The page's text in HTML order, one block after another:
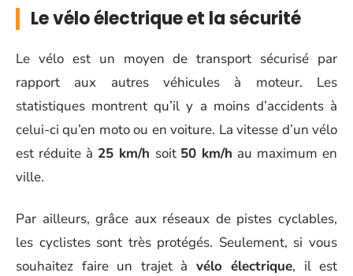
Le vélo électrique et la sécurité
Le vélo est un moyen de transport sécurisé par
rapport aux autres véhicules à moteur. Les
statistiques montrent qu’il y a moins d’accidents à
celui-ci qu’en moto ou en voiture. La vitesse d’un vélo
est réduite à 25 km/h soit 50 km/h au maximum en
ville.
Par ailleurs, grâce aux réseaux de pistes cyclables,
les cyclistes sont très protégés. Seulement, si vous
souhaitez faire un trajet à vélo électrique, il est